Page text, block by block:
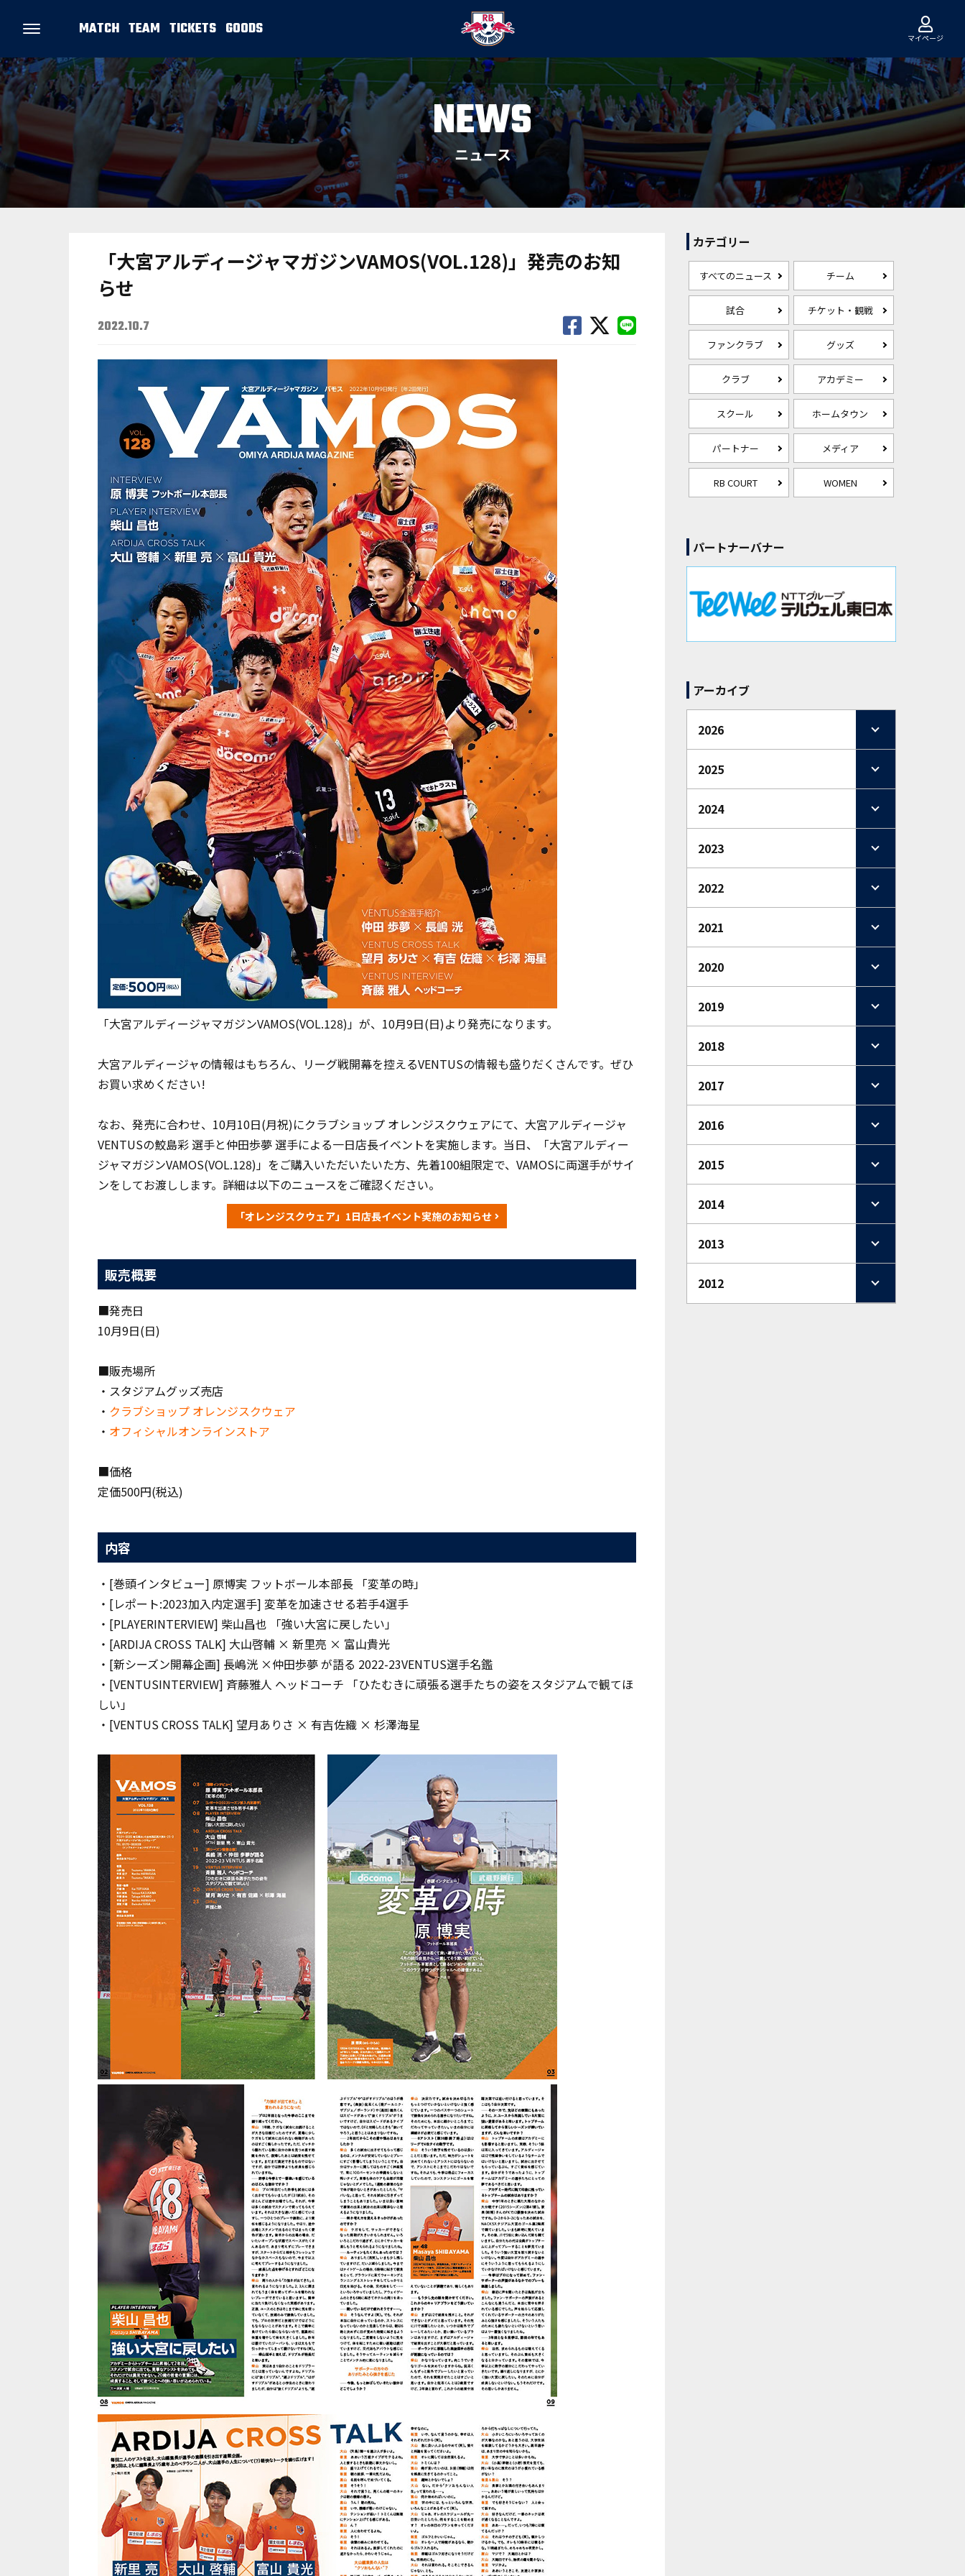
MATCH TEAM TICKETS GOODS マイページ
NEWS
ニュース
「大宮アルディージャマガジンVAMOS(VOL.128)」発売のお知
らせ
2022.10.7
「大宮アルディージャマガジンVAMOS(VOL.128)」が、10月9日(日)より発売になります。
大宮アルディージャの情報はもちろん、リーグ戦開幕を控えるVENTUSの情報も盛りだくさんです。ぜひ
お買い求めください!
なお、 発売に合わせ、10月10日(月祝)にクラブショップ オレンジスクウェアにて、大宮アルディージャ
VENTUSの鮫島彩 選手と仲田歩夢 選手による一日店長イベントを実施します。当日、「大宮アルディー
ジャマガジンVAMOS(VOL.128)」をご購入いただいたいた方、先着100組限定で、VAMOSに両選手がサイ
ンをしてお渡しします。詳細は以下のニュースをご確認ください。
「オレンジスクウェア」1日店長イベント実施のお知らせ
販売概要
■発売日
10月9日(日)
■販売場所
・スタジアムグッズ売店
・ クラブショップ オレンジスクウェア
・ オフィシャルオンラインストア
■価格
定価500円(税込)
内容
・[巻頭インタビュー] 原博実 フットボール本部長 「変革の時」
・[レポート:2023加入内定選手] 変革を加速させる若手4選手
・[PLAYERINTERVIEW] 柴山昌也 「強い大宮に戻したい」
・[ARDIJA CROSS TALK] 大山啓輔 × 新里亮 × 富山貴光
・[新シーズン開幕企画] 長嶋洸 ×仲田歩夢 が語る 2022-23VENTUS選手名鑑
・[VENTUSINTERVIEW] 斉藤雅人 ヘッドコーチ 「ひたむきに頑張る選手たちの姿をスタジアムで観てほ
しい」
・[VENTUS CROSS TALK] 望月ありさ × 有吉佐織 × 杉澤海星
カテゴリー
すべてのニュース チーム
試合 チケット・観戦
ファンクラブ グッズ
クラブ アカデミー
スクール ホームタウン
パートナー メディア
RB COURT WOMEN
パートナーバナー
アーカイブ
2026
2025
2024
2023
2022
2021
2020
2019
2018
2017
2016
2015
2014
2013
2012